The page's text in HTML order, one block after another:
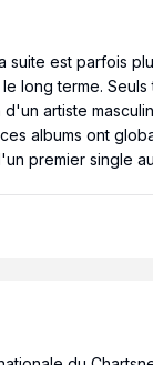
suite est parfois
long terme.
artiste
albums ont
premier single